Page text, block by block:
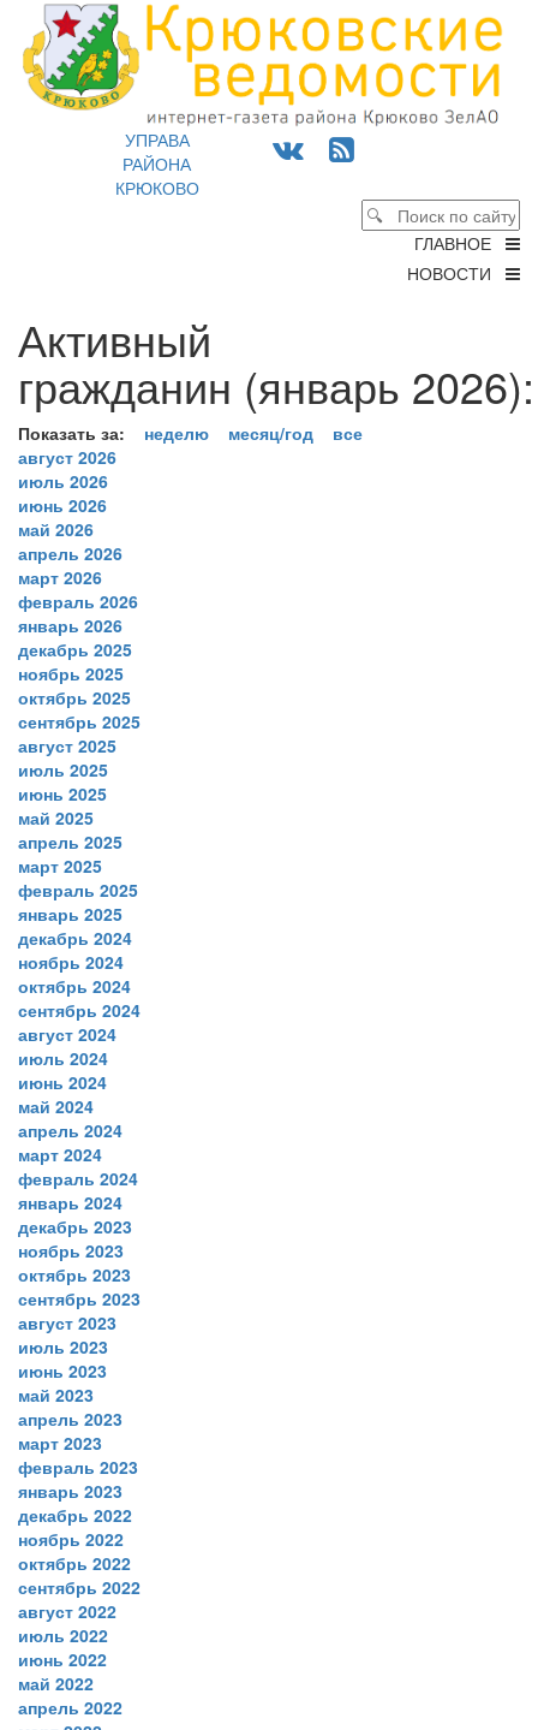
УПРАВА
РАЙОНА
КРЮКОВО
ГЛАВНОЕ
НОВОСТИ
Активный
гражданин (январь 2026):
Показать за: неделю месяц/год
все
август 2026
июль 2026
июнь 2026
май 2026
апрель 2026
март 2026
февраль 2026
январь 2026
декабрь 2025
ноябрь 2025
октябрь 2025
сентябрь 2025
август 2025
июль 2025
июнь 2025
май 2025
апрель 2025
март 2025
февраль 2025
январь 2025
декабрь 2024
ноябрь 2024
октябрь 2024
сентябрь 2024
август 2024
июль 2024
июнь 2024
май 2024
апрель 2024
март 2024
февраль 2024
январь 2024
декабрь 2023
ноябрь 2023
октябрь 2023
сентябрь 2023
август 2023
июль 2023
июнь 2023
май 2023
апрель 2023
март 2023
февраль 2023
январь 2023
декабрь 2022
ноябрь 2022
октябрь 2022
сентябрь 2022
август 2022
июль 2022
июнь 2022
май 2022
апрель 2022